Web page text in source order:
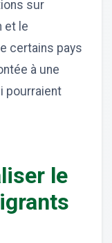
sur
et le
certains pays
à une
pourraient
le